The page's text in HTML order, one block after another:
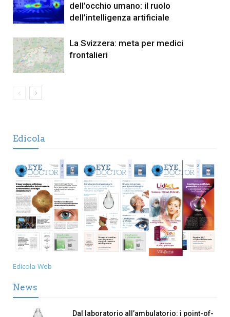
dell’occhio umano: il ruolo
dell’intelligenza artificiale
La Svizzera: meta per medici
frontalieri
Edicola
Edicola Web
News
Dal laboratorio all’ambulatorio: i point-of-